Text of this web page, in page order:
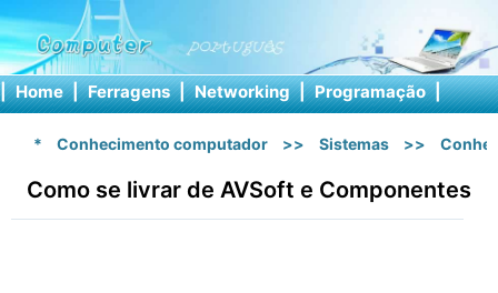
| Home | Ferragens | Networking | Programação |
* Conhecimento computador >> Sistemas >>
Como se livrar de AVSoft e Componentes